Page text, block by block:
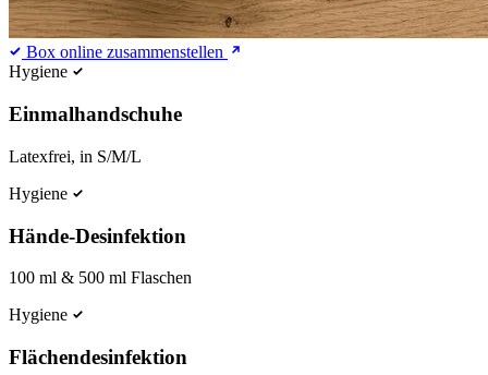
Box online zusammenstellen
Hygiene
Einmalhandschuhe
Latexfrei, in S/M/L
Hygiene
Hände-Desinfektion
100 ml & 500 ml Flaschen
Hygiene
Flächendesinfektion